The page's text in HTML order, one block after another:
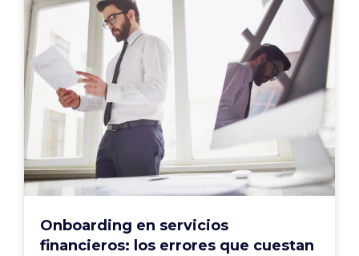
Onboarding en servicios
financieros: los errores que cuestan